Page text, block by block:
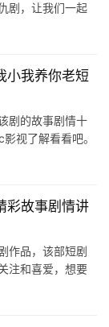
剧，让我们一起
小我养你老短
剧的故事剧情十
视了解看看吧。
彩故事剧情讲
作品，该部短剧
注和喜爱，想要